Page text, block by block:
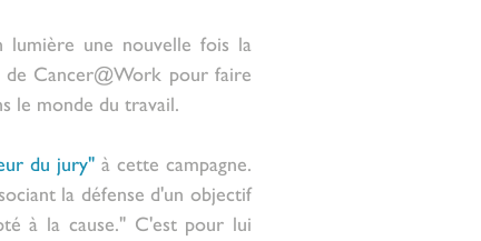
une nouvelle fois la
de Cancer@Work pour faire
le monde du travail.
du jury" à cette campagne.
la défense d'un objectif
à la cause." C'est pour lui